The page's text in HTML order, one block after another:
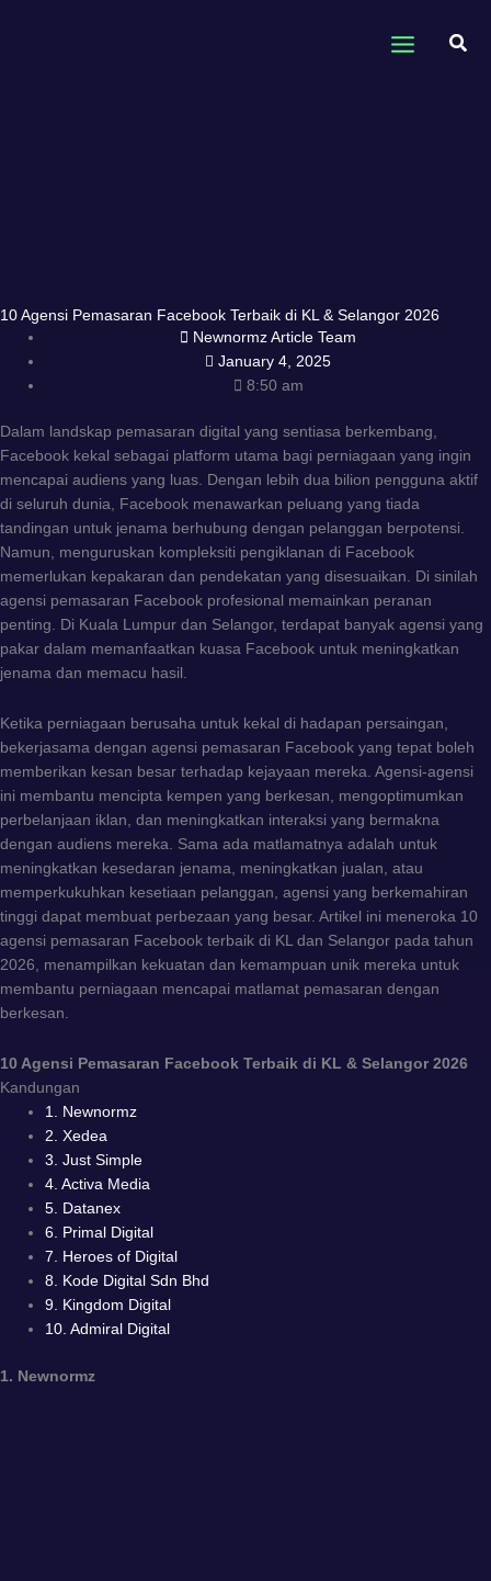
10 Agensi Pemasaran Facebook Terbaik di KL & Selangor 2026
Newnormz Article Team
January 4, 2025
8:50 am
Dalam landskap pemasaran digital yang sentiasa berkembang,
Facebook kekal sebagai platform utama bagi perniagaan yang ingin
mencapai audiens yang luas. Dengan lebih dua bilion pengguna aktif
di seluruh dunia, Facebook menawarkan peluang yang tiada
tandingan untuk jenama berhubung dengan pelanggan berpotensi.
Namun, menguruskan kompleksiti pengiklanan di Facebook
memerlukan kepakaran dan pendekatan yang disesuaikan. Di sinilah
agensi pemasaran Facebook profesional memainkan peranan
penting. Di Kuala Lumpur dan Selangor, terdapat banyak agensi yang
pakar dalam memanfaatkan kuasa Facebook untuk meningkatkan
jenama dan memacu hasil.
Ketika perniagaan berusaha untuk kekal di hadapan persaingan,
bekerjasama dengan agensi pemasaran Facebook yang tepat boleh
memberikan kesan besar terhadap kejayaan mereka. Agensi-agensi
ini membantu mencipta kempen yang berkesan, mengoptimumkan
perbelanjaan iklan, dan meningkatkan interaksi yang bermakna
dengan audiens mereka. Sama ada matlamatnya adalah untuk
meningkatkan kesedaran jenama, meningkatkan jualan, atau
memperkukuhkan kesetiaan pelanggan, agensi yang berkemahiran
tinggi dapat membuat perbezaan yang besar. Artikel ini meneroka 10
agensi pemasaran Facebook terbaik di KL dan Selangor pada tahun
2026, menampilkan kekuatan dan kemampuan unik mereka untuk
membantu perniagaan mencapai matlamat pemasaran dengan
berkesan.
10 Agensi Pemasaran Facebook Terbaik di KL & Selangor 2026
Kandungan
1. Newnormz
2. Xedea
3. Just Simple
4. Activa Media
5. Datanex
6. Primal Digital
7. Heroes of Digital
8. Kode Digital Sdn Bhd
9. Kingdom Digital
10. Admiral Digital
1. Newnormz